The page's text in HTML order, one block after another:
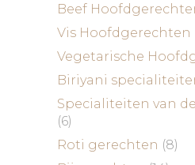
Beef
Vis Hoofdgerechten
Vegetarische
Biriyani
Specialiteiten van
(6)
Roti gerechten (8)